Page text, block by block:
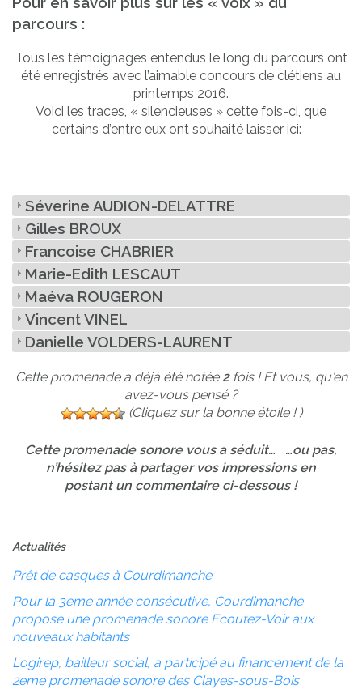
parcours :
Tous les témoignages entendus le long du parcours ont
été enregistrés avec l’aimable concours de clétiens au
printemps 2016.
Voici les traces, « silencieuses » cette fois-ci, que
certains d’entre eux ont souhaité laisser ici:
Séverine AUDION-DELATTRE
Gilles BROUX
Francoise CHABRIER
Marie-Edith LESCAUT
Maéva ROUGERON
Vincent VINEL
Danielle VOLDERS-LAURENT
Cette promenade a déjà été notée 2fois ! Et vous, qu'en
avez-vous pensé ?
(Cliquez sur la bonne étoile ! )
Cette promenade sonore vous a séduit… …ou pas,
n’hésitez pas à partager vos impressions en
postant un commentaire ci-dessous !
Actualités
Prêt de casques à Courdimanche
Pour la 3eme année consécutive, Courdimanche
propose une promenade sonore Ecoutez-Voir aux
nouveaux habitants
Logirep, bailleur social, a participé au financement de la
2eme promenade sonore des Clayes-sous-Bois